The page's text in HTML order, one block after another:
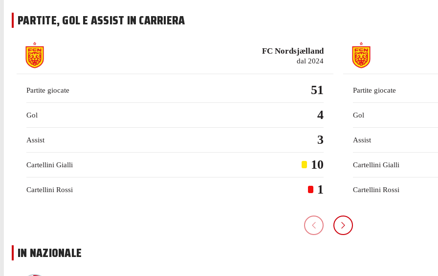
PARTITE, GOL E ASSIST IN CARRIERA
FC Nordsjælland
dal 2024
Partite giocate 51
Gol 4
Assist 3
Cartellini Gialli 10
Cartellini Rossi 1
Partite giocate
Gol
Assist
Cartellini Gialli
Cartellini Rossi
IN NAZIONALE